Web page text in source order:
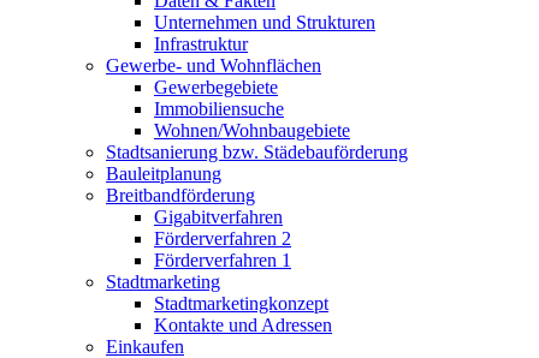
Unternehmen und Strukturen
Infrastruktur
Gewerbe- und Wohnflächen
Gewerbegebiete
Immobiliensuche
Wohnen/Wohnbaugebiete
Stadtsanierung bzw. Städebauförderung
Bauleitplanung
Breitbandförderung
Gigabitverfahren
Förderverfahren 2
Förderverfahren 1
Stadtmarketing
Stadtmarketingkonzept
Kontakte und Adressen
Einkaufen